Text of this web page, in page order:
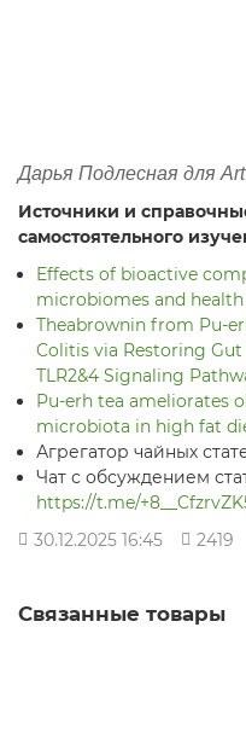
Дарья Подлесная для
Источники и
самостоятельного
Effects of bioactive
microbiomes and health
Theabrownin from Pu-
Colitis via Restoring
TLR2&4 Signaling
Pu-erh tea ameliorates
microbiota in high fat
Агрегатор чайных
Чат с обсуждением
https://t.me/
30.12.2025 16:45
2419
Связанные товары